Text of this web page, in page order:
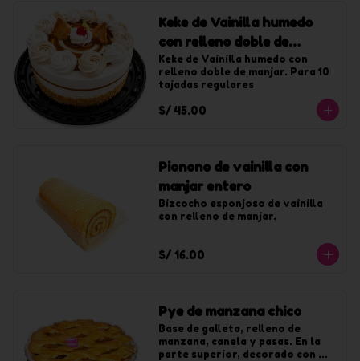
Keke de Vainilla humedo
con relleno doble de
manjar chico
Keke de Vainilla humedo con
relleno doble de manjar. Para 10
tajadas regulares
S/ 45.00
Pionono de vainilla con
manjar entero
Bizcocho esponjoso de vainilla
con relleno de manjar.
S/ 16.00
Pye de manzana chico
Base de galleta, relleno de
manzana, canela y pasas. En la
parte superior, decorado con